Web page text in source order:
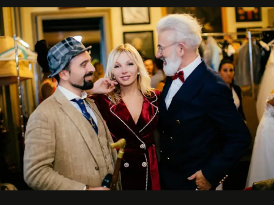
самыми искренними пожеланиями и теплом, ваша
командаL’Officiel Baltic .